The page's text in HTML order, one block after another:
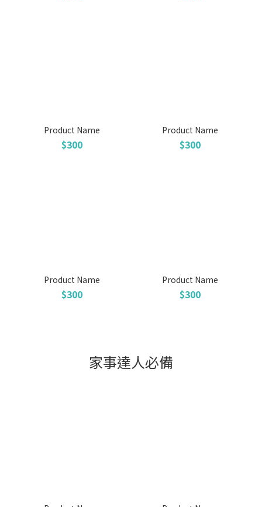
Product Name
$300
Product Name
$300
Product Name
$300
Product Name
$300
家事達人必備